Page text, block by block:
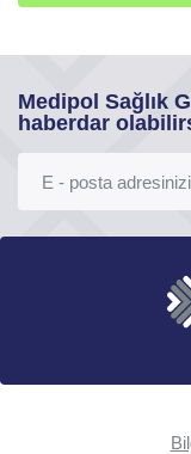
Medipol Sağlık
haberdar